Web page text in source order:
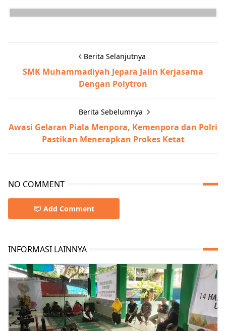
Berita Selanjutnya
SMK Muhammadiyah Jepara Jalin Kerjasama
Dengan Polytron
Berita Sebelumnya
Awasi Gelaran Piala Menpora, Kemenpora dan Polri
Pastikan Menerapkan Prokes Ketat
NO COMMENT
Add Comment
INFORMASI LAINNYA